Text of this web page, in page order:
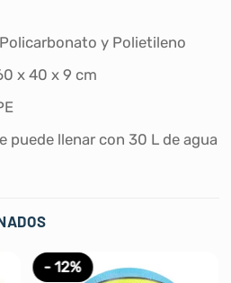
y Polietileno
x 40 x 9 cm
puede llenar con 30 L de agua
- 12%